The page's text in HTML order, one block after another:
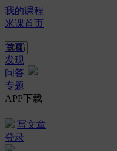
我的课程
米课首页
首页
发现
问答
专题
APP下载
写文章
登录